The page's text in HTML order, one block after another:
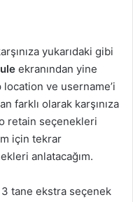
yukarıdaki gibi
ekranından yine
ve username’i
farklı olarak karşınıza
retain seçenekleri
için tekrar
anlatacağım.
3 tane ekstra seçenek